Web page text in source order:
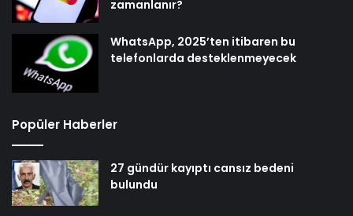
zamanlanır?
WhatsApp, 2025’ten itibaren bu
telefonlarda desteklenmeyecek
Popüler Haberler
27 gündür kayıptı cansız bedeni
bulundu